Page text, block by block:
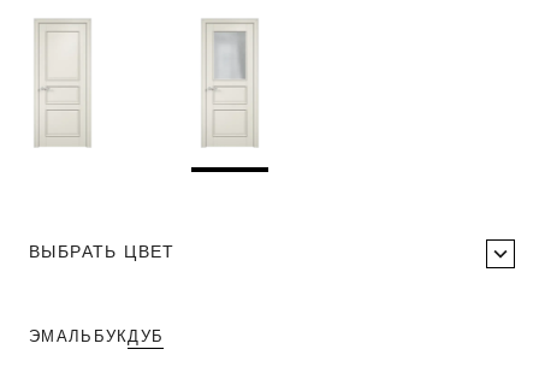
ВЫБРАТЬ ЦВЕТ
ЭМАЛЬ БУК ДУБ